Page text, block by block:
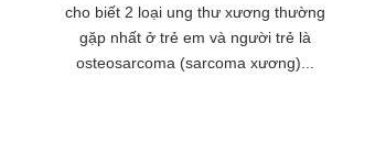
cho biết 2 loại ung thư xương thường
gặp nhất ở trẻ em và người trẻ là
osteosarcoma (sarcoma xương)...